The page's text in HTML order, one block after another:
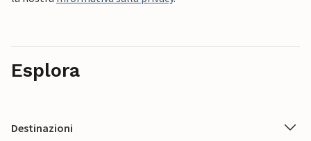
Esplora
Destinazioni